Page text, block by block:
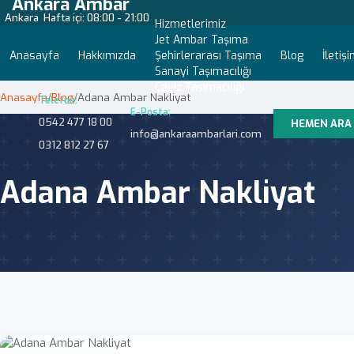
Ankara Hafta içi: 08:00 - 21:00
Anasayfa Hakkımızda
Hizmetlerimiz
Jet Ambar Taşıma
Şehirlerarası Taşıma
Sanayi Taşımacılığı
Blog
Telefon:
0542 477 18 00
0312 812 27 67
E-Posta:
info@ankaraambarlari.com
HEMEN ARA
Anasayfa/Blog/Adana Ambar Nakliyat
Adana Ambar Nakliyat